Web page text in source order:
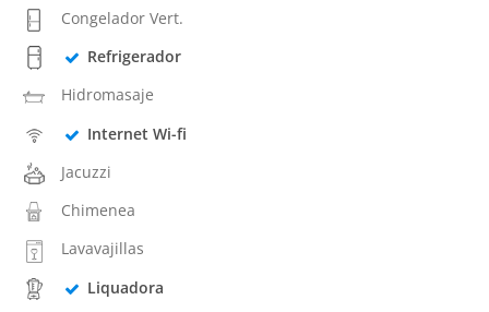
Congelador Vert.
Refrigerador
Hidromasaje
Internet Wi-fi
Jacuzzi
Chimenea
Lavavajillas
Liquadora